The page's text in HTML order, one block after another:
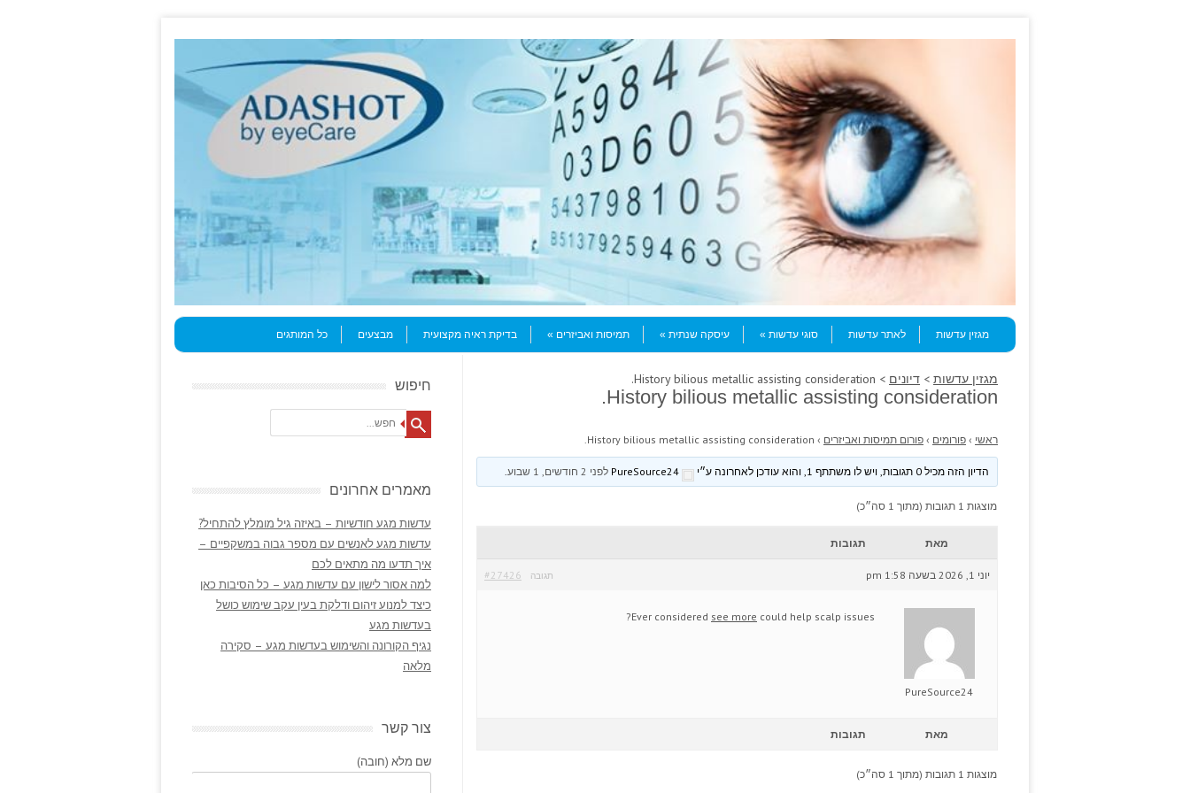
Menu
Skip to content
מגזין עדשות
לאתר עדשות סוגי עדשות עיסקה שנתית תמיסות ואביזרים בדיקת ראיה מקצועית מבצעים כל המותגים
מגזין עדשות > דיונים > History bilious metallic assisting consideration.
History bilious metallic assisting consideration.
ראשי › פורומים › פורום תמיסות ואביזרים ›
History bilious metallic assisting consideration.
הדיון הזה מכיל 0 תגובות, ויש לו משתתף 1, והוא עודכן לאחרונה ע״י PureSource24 לפני 2 חודשים, 1 שבוע
מוצגות 1 תגובות (מתוך 1 סה״כ)
מאת תגובות
יוני 1, 2026 בשעה 1:58 pm #27426 תגובה
PureSource24
Ever considered see more could help scalp issues?
מאת תגובות
מוצגות 1 תגובות (מתוך 1 סה״כ)
חיפוש
Search
מאמרים אחרונים
עדשות מגע חודשיות – באיזה גיל מומלץ להתחיל?
עדשות מגע לאנשים עם מספר גבוה במשקפיים –
איך תדעו מה מתאים לכם
למה אסור לישון עם עדשות מגע – כל הסיבות כאן
כיצד למנוע זיהום ודלקת בעין עקב שימוש כושל
בעדשות מגע
נגיף הקורונה והשימוש בעדשות מגע – סקירה
מלאה
צור קשר
שם מלא (חובה)